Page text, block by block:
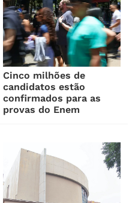
Cinco milhões de
candidatos estão
confirmados para as
provas do Enem